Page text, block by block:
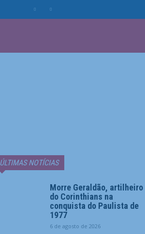
ÚLTIMAS NOTÍCIAS
Morre Geraldão, artilheiro
do Corinthians na
conquista do Paulista de
1977
6 de agosto de 2026